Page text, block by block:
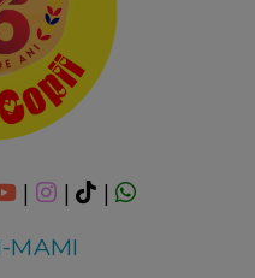
| |
|
MAMI